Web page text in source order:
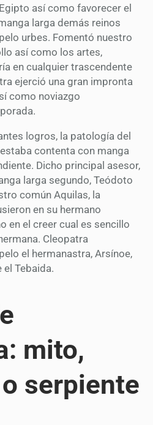
así­ como favorecer el
larga demás reinos
urbes. Fomentó nuestro
así­ como los artes,
en cualquier trascendente
ejerció una gran impronta
como noviazgo
logros, la patologí­a del
contenta con manga
Dicho principal asesor,
larga segundo, Teódoto
común Aquilas, la
en su hermano
en el creer cual es sencillo
Cleopatra
el hermanastra, Arsínoe,
el Tebaida.
mito,
serpiente